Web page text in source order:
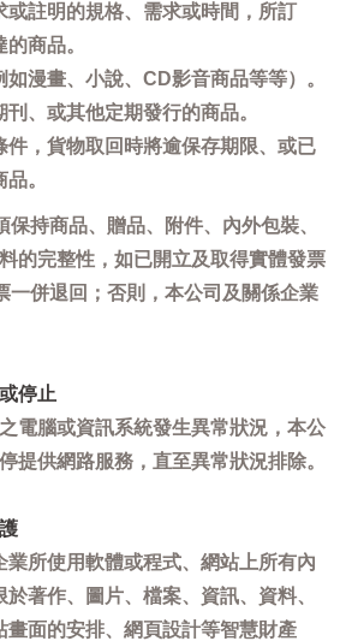
或註明的規格、需求或時間，所訂
商品。
漫畫、小說、CD影音商品等等）。
、或其他定期發行的商品。
件，貨物取回時將逾保存期限、或已
。
保持商品、贈品、附件、內外包裝、
的完整性，如已開立及取得實體發票
一併退回；否則，本公司及關係企業
停止
電腦或資訊系統發生異常狀況，本公
提供網路服務，直至異常狀況排除。
業所使用軟體或程式、網站上所有內
著作、圖片、檔案、資訊、資料、
畫面的安排、網頁設計等智慧財產